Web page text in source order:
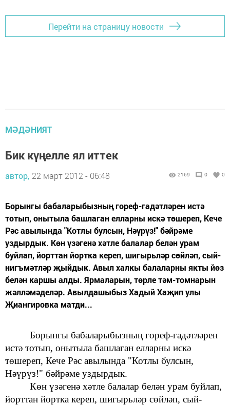
Перейти на страницу новости
МӘДӘНИЯТ
Бик күңелле ял иттек
автор, 22 март 2012 - 06:48 2169 0 0
Борынгы бабаларыбызның гореф-гадәтләрен истә
тотып, онытыла башлаган елларны искә төшереп, Кече
Рәс авылында "Котлы булсын, Нәүрүз!" бәйрәме
уздырдык. Көн үзәгенә хәтле балалар белән урам
буйлап, йорттан йортка кереп, шигырьләр сөйләп, сый-
нигъмәтләр җыйдык. Авыл халкы балаларны якты йөз
белән каршы алды. Ярмаларын, төрле тәм-томнарын
жәлләмәделәр. Авылдашыбыз Хадый Хаҗип улы
Җиангировка матди...
Борынгы бабаларыбызның гореф-гадәтләрен
истә тотып, онытыла башлаган елларны искә
төшереп, Кече Рәс авылында "Котлы булсын,
Нәүрүз!" бәйрәме уздырдык.
Көн үзәгенә хәтле балалар белән урам буйлап,
йорттан йортка кереп, шигырьләр сөйләп, сый-